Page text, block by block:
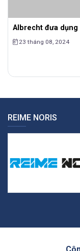
Albrecht đưa dụng
23 tháng 08, 2024
REIME NORIS